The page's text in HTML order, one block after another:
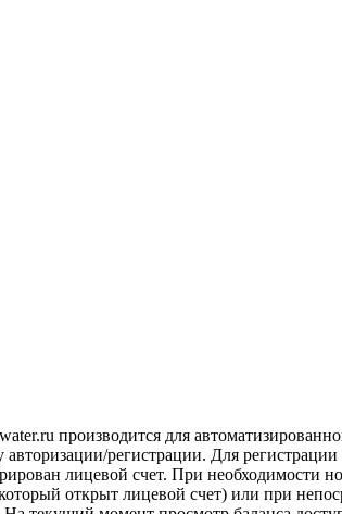
производится для
регистрации. Для
лицевой счет. При необходимости
открыт лицевой счет) или при